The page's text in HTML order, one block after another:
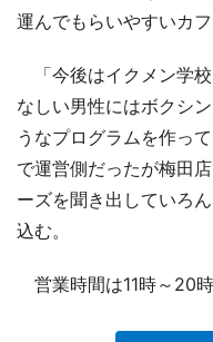
運んでもらいやすいカ
「今後はイクメン学
なしい男性にはボクシ
うなプログラムを作っ
で運営側だったが梅田
ーズを聞き出していろ
込む。
営業時間は11時～20時